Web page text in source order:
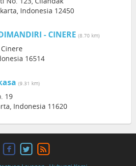
Indonesia 12450
- CINERE (8.70 km)
16514
(9.31 km)
19
Indonesia 11620